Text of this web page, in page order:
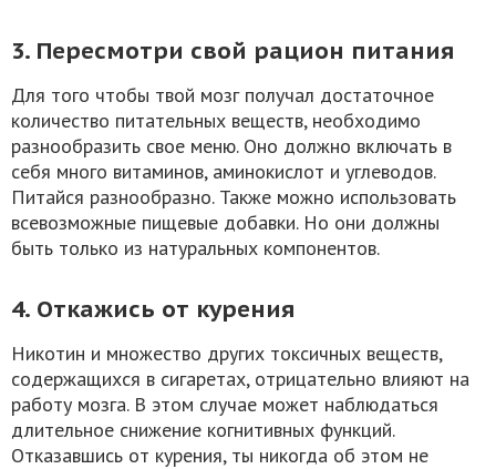
3. Пересмотри свой рацион питания
Для того чтобы твой мозг получал достаточное
количество питательных веществ, необходимо
разнообразить свое меню. Оно должно включать в
себя много витаминов, аминокислот и углеводов.
Питайся разнообразно. Также можно использовать
всевозможные пищевые добавки. Но они должны
быть только из натуральных компонентов.
4. Откажись от курения
Никотин и множество других токсичных веществ,
содержащихся в сигаретах, отрицательно влияют на
работу мозга. В этом случае может наблюдаться
длительное снижение когнитивных функций.
Отказавшись от курения, ты никогда об этом не